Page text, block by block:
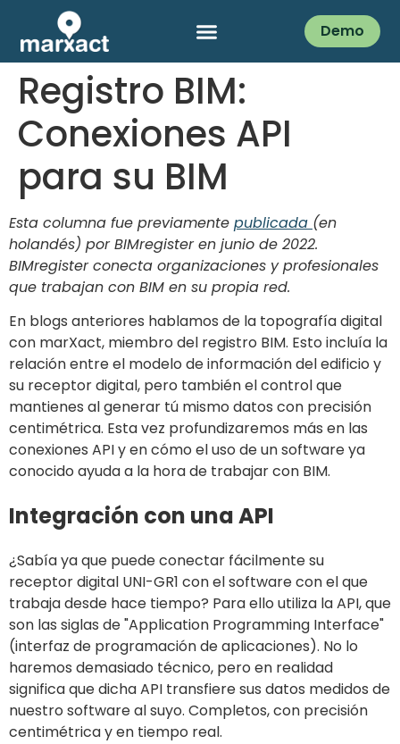
Demo
Registro BIM:
Conexiones API
para su BIM
Esta columna fue previamente publicada (en
holandés) por BIMregister en junio de 2022.
BIMregister conecta organizaciones y profesionales
que trabajan con BIM en su propia red.
En blogs anteriores hablamos de la topografía digital
con marXact, miembro del registro BIM. Esto incluía la
relación entre el modelo de información del edificio y
su receptor digital, pero también el control que
mantienes al generar tú mismo datos con precisión
centimétrica. Esta vez profundizaremos más en las
conexiones API y en cómo el uso de un software ya
conocido ayuda a la hora de trabajar con BIM.
Integración con una API
¿Sabía ya que puede conectar fácilmente su
receptor digital UNI-GR1 con el software con el que
trabaja desde hace tiempo? Para ello utiliza la API, que
son las siglas de "Application Programming Interface"
(interfaz de programación de aplicaciones). No lo
haremos demasiado técnico, pero en realidad
significa que dicha API transfiere sus datos medidos de
nuestro software al suyo. Completos, con precisión
centimétrica y en tiempo real.